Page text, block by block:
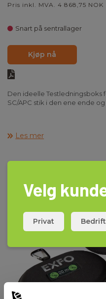
Pris inkl. MVA. 4 868,75 NOK
Snart på sentrallager
Kjøp nå
Den ideelle Testledningsboks
SC/APC stik i den ene ende
Les mer
Velg
Privat Bedrift